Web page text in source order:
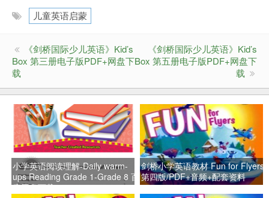
儿童英语启蒙
《剑桥国际少儿英语》Kid’s
Box 第三册电子版PDF+网盘下
载
《剑桥国际少儿英语》Kid’s
Box 第五册电子版PDF+网盘下
载
小学英语阅读理解-Daily warm-
ups Reading Grade 1-Grade 8 百
度网盘下载
剑桥小学英语教材 Fun for Flyers
第四版/PDF+音频+配套资料